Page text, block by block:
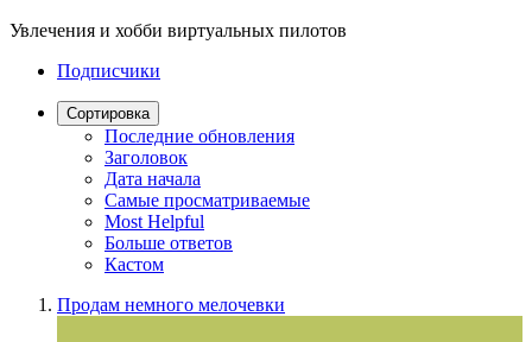
Увлечения и хобби виртуальных пилотов
Подписчики
Сортировка
Последние обновления
Заголовок
Дата начала
Самые просматриваемые
Most Helpful
Больше ответов
Кастом
Продам немного мелочевки